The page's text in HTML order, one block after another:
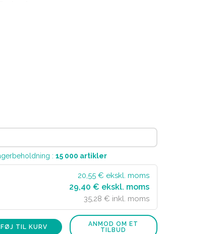
: 15 000 artikler
20,55 € ekskl. moms
29,40 € ekskl. moms
35,28 € inkl. moms
TIL KURV
ANMOD OM ET
TILBUD